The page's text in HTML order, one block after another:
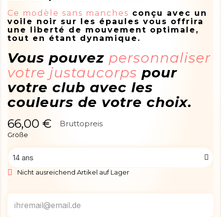
Ce modèle sans manches conçu avec un
voile noir sur les épaules vous offrira
une liberté de mouvement optimale,
tout en étant dynamique.
Vous pouvez personnaliser
votre justaucorps pour
votre club avec les
couleurs de votre choix.
66,00 € Bruttopreis
Größe
Nicht ausreichend Artikel auf Lager